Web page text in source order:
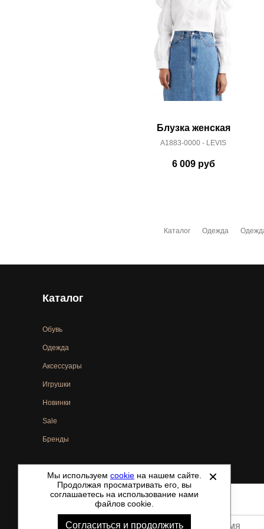
Блузка женская
A1883-0000 - LEVIS
6 009руб
Каталог Одежда
Каталог
Обувь
Одежда
Аксессуары
Игрушки
Новинки
Sale
Бренды
©2021-2026 - ShoesTown.ru - все права защищены.
Мы используем cookie на нашем сайте.
Продолжая просматривать его, вы
соглашаетесь на использование нами
файлов cookie.
Согласиться и продолжить Ваше имя